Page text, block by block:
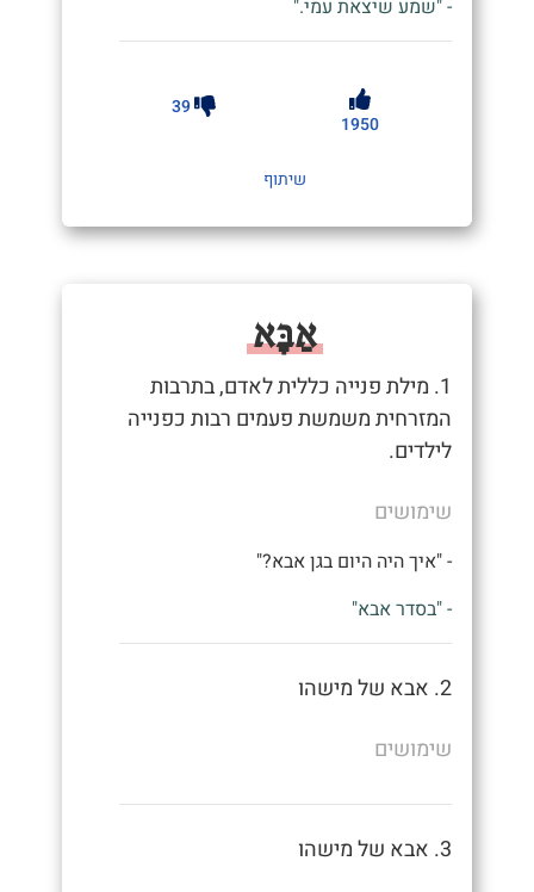
- "שמע שיצאת עמי."
1950
39
שיתוף
אַבָּא
1. מילת פנייה כללית לאדם, בתרבות
המזרחית משמשת פעמים רבות כפנייה
לילדים.
שימושים
- "איך היה היום בגן אבא?"
- "בסדר אבא"
2. אבא של מישהו
שימושים
3. אבא של מישהו